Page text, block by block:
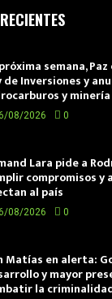
semana,
de Inversiones y
y minería
08/2026 0
Lara pide a
compromisos
al país
08/2026 0
Matías en alerta:
y mayor
la